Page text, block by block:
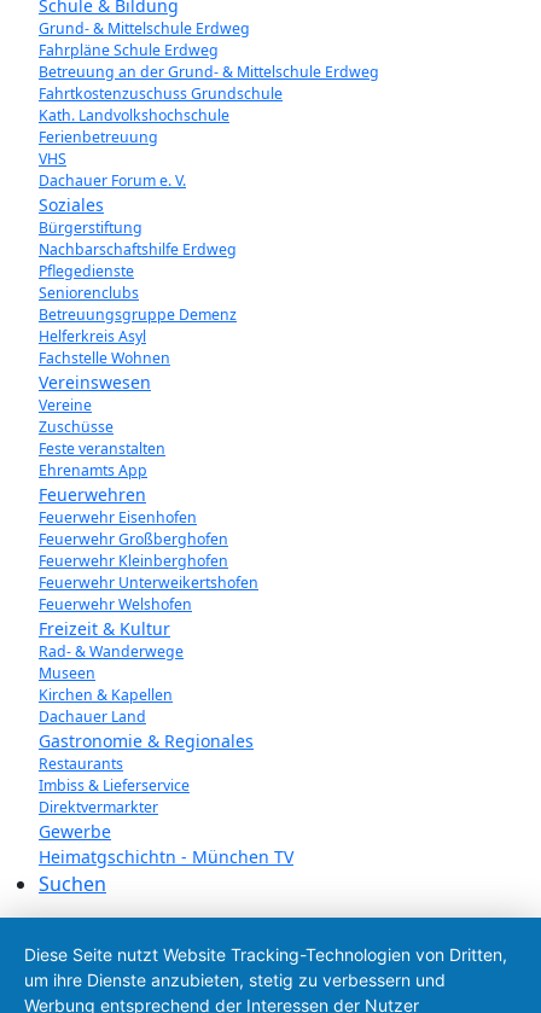
Schule & Bildung
Grund- & Mittelschule Erdweg
Fahrpläne Schule Erdweg
Betreuung an der Grund- & Mittelschule Erdweg
Fahrtkostenzuschuss Grundschule
Kath. Landvolkshochschule
Ferienbetreuung
VHS
Dachauer Forum e. V.
Soziales
Bürgerstiftung
Nachbarschaftshilfe Erdweg
Pflegedienste
Seniorenclubs
Betreuungsgruppe Demenz
Helferkreis Asyl
Fachstelle Wohnen
Vereinswesen
Vereine
Zuschüsse
Feste veranstalten
Ehrenamts App
Feuerwehren
Feuerwehr Eisenhofen
Feuerwehr Großberghofen
Feuerwehr Kleinberghofen
Feuerwehr Unterweikertshofen
Feuerwehr Welshofen
Freizeit & Kultur
Rad- & Wanderwege
Museen
Kirchen & Kapellen
Dachauer Land
Gastronomie & Regionales
Restaurants
Imbiss & Lieferservice
Direktvermarkter
Gewerbe
Heimatgschichtn - München TV
Suchen
Diese Seite nutzt Website Tracking-Technologien von Dritten,
um ihre Dienste anzubieten, stetig zu verbessern und
Werbung entsprechend der Interessen der Nutzer